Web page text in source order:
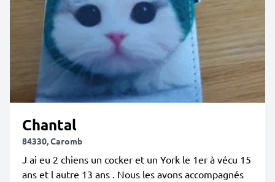
Chantal
84330, Caromb
J ai eu 2 chiens un cocker et un York le 1er à vécu 15
ans et l autre 13 ans . Nous les avons accompagnés